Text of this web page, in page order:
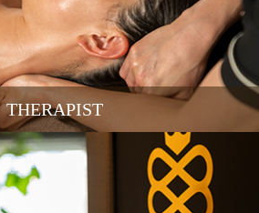
THERAPIST